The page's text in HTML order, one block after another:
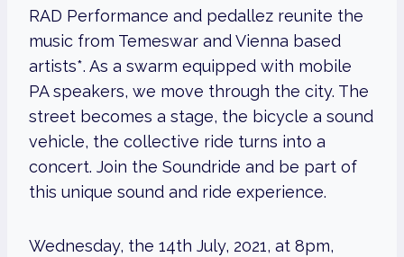
RAD Performance and pedallez reunite the
music from Temeswar and Vienna based
artists*. As a swarm equipped with mobile
PA speakers, we move through the city. The
street becomes a stage, the bicycle a sound
vehicle, the collective ride turns into a
concert. Join the Soundride and be part of
this unique sound and ride experience.
Wednesday, the 14th July, 2021, at 8pm,